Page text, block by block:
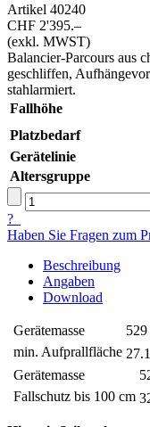
Artikel 40240
CHF 2'395.–
(exkl. MWST)
Balancier-Parcours aus
geschliffen,
stahlarmiert.
Fallhöhe
Platzbedarf
Gerätelinie
Altersgruppe
?
Haben Sie Fragen zum
Beschreibung
Angaben
Download
Gerätemasse
min. Aufprallfläche
Gerätemasse
Fallschutz bis 100 cm